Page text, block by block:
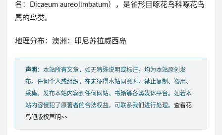
名：Dicaeum aureolimbatum），是雀形目啄花鸟科啄花鸟
属的鸟类。
地理分布：澳洲：印尼苏拉威西岛
声明： 本站所有文章，如无特殊说明或标注，均为本站原创发
布。任何个人或组织，在未征得本站同意时，禁止复制、盗用、
采集、发布本站内容到任何网站、书籍等各类媒体平台。如若本
站内容侵犯了原著者的合法权益，可联系我们进行处理。 查看花
鸟吧版权声明>>